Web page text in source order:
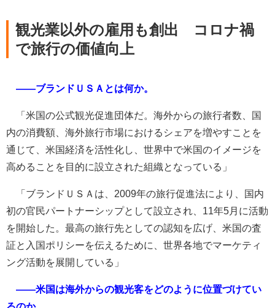
観光業以外の雇用も創出 コロナ禍
で旅行の価値向上
――ブランドＵＳＡとは何か。
「米国の公式観光促進団体だ。海外からの旅行者数、国
内の消費額、海外旅行市場におけるシェアを増やすことを
通じて、米国経済を活性化し、世界中で米国のイメージを
高めることを目的に設立された組織となっている」
「ブランドＵＳＡは、2009年の旅行促進法により、国内
初の官民パートナーシップとして設立され、11年5月に活動
を開始した。最高の旅行先としての認知を広げ、米国の査
証と入国ポリシーを伝えるために、世界各地でマーケティ
ング活動を展開している」
――米国は海外からの観光客をどのように位置づけてい